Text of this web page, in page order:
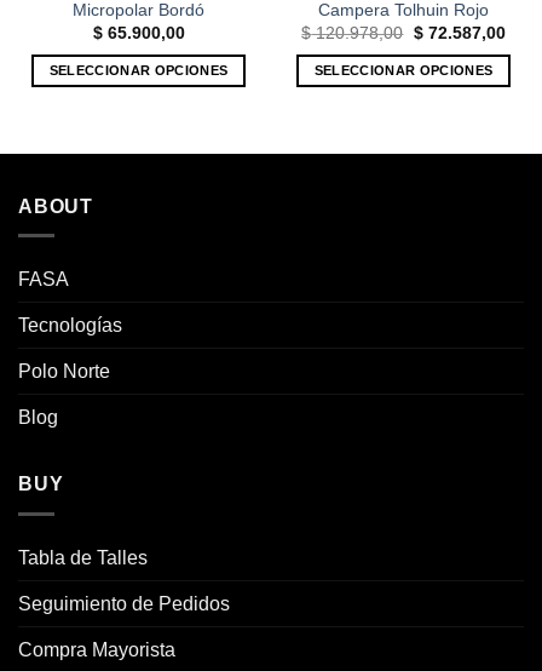
Micropolar Bordó
$65.900,00
SELECCIONAR OPCIONES
Campera Tolhuin Rojo
$120.978,00 El
original
era:
$72.587,00El
SELECCIONAR OPCIONES
ABOUT
FASA
Tecnologías
Polo Norte
Blog
BUY
Tabla de Talles
Seguimiento de Pedidos
Compra Mayorista